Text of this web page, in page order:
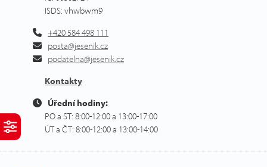
ISDS: vhwbwm9
+420 584 498 111
posta@jesenik.cz
podatelna@jesenik.cz
Kontakty
Úřední hodiny:
PO a ST: 8:00-12:00 a 13:00-17:00
ÚT a ČT: 8:00-12:00 a 13:00-14:00